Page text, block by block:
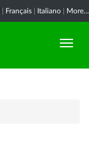
Français Italiano More...